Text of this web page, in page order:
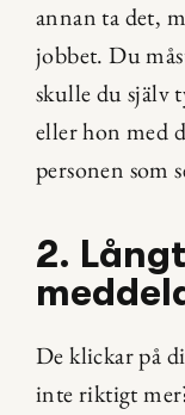
annan ta det,
jobbet. Du
skulle du själv
eller hon med
personen som
2.
De klickar på
inte riktigt